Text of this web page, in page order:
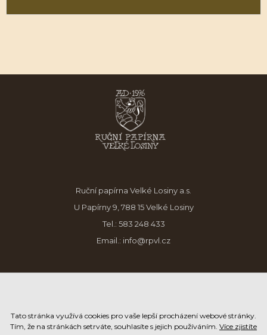
Ruční papírna Velké Losiny a.s.
U Papírny 9, 788 15 Velké Losiny
Tel.: 583 248 433
Email.: info@rpvl.cz
Tato stránka využívá cookies pro vaše lepší procházení webové stránky.
Tím, že na stránkách setrváte, souhlasíte s jejich používáním. Více zjistíte